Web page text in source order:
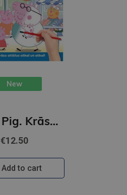
New
Peppa Pig. Krāso ar ūdeni. krāso attēlus atkal un atkal!
€12.50
Add to cart